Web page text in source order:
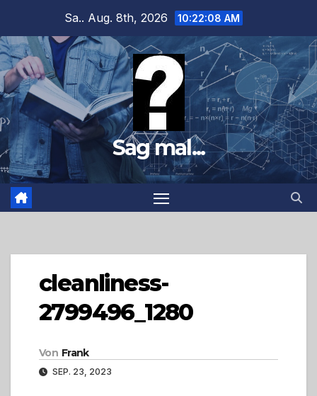
springen
Sa.. Aug. 8th, 2026 10:22:09 AM
Sag mal...
cleanliness-
2799496_1280
Von Frank
SEP. 23, 2023